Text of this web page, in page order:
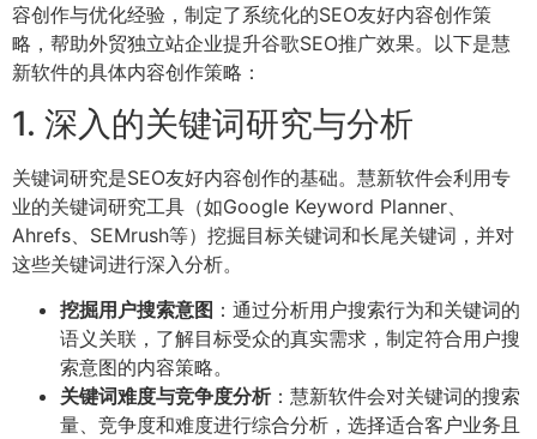
容创作与优化经验，制定了系统化的SEO友好内容创作策
略，帮助外贸独立站企业提升谷歌SEO推广效果。以下是慧
新软件的具体内容创作策略：
1. 深入的关键词研究与分析
关键词研究是SEO友好内容创作的基础。慧新软件会利用专
业的关键词研究工具（如Google Keyword Planner、
Ahrefs、SEMrush等）挖掘目标关键词和长尾关键词，并对
这些关键词进行深入分析。
挖掘用户搜索意图 ：通过分析用户搜索行为和关键词的
语义关联，了解目标受众的真实需求，制定符合用户搜
索意图的内容策略。
关键词难度与竞争度分析：慧新软件会对关键词的搜索
量、竞争度和难度进行综合分析，选择适合客户业务且